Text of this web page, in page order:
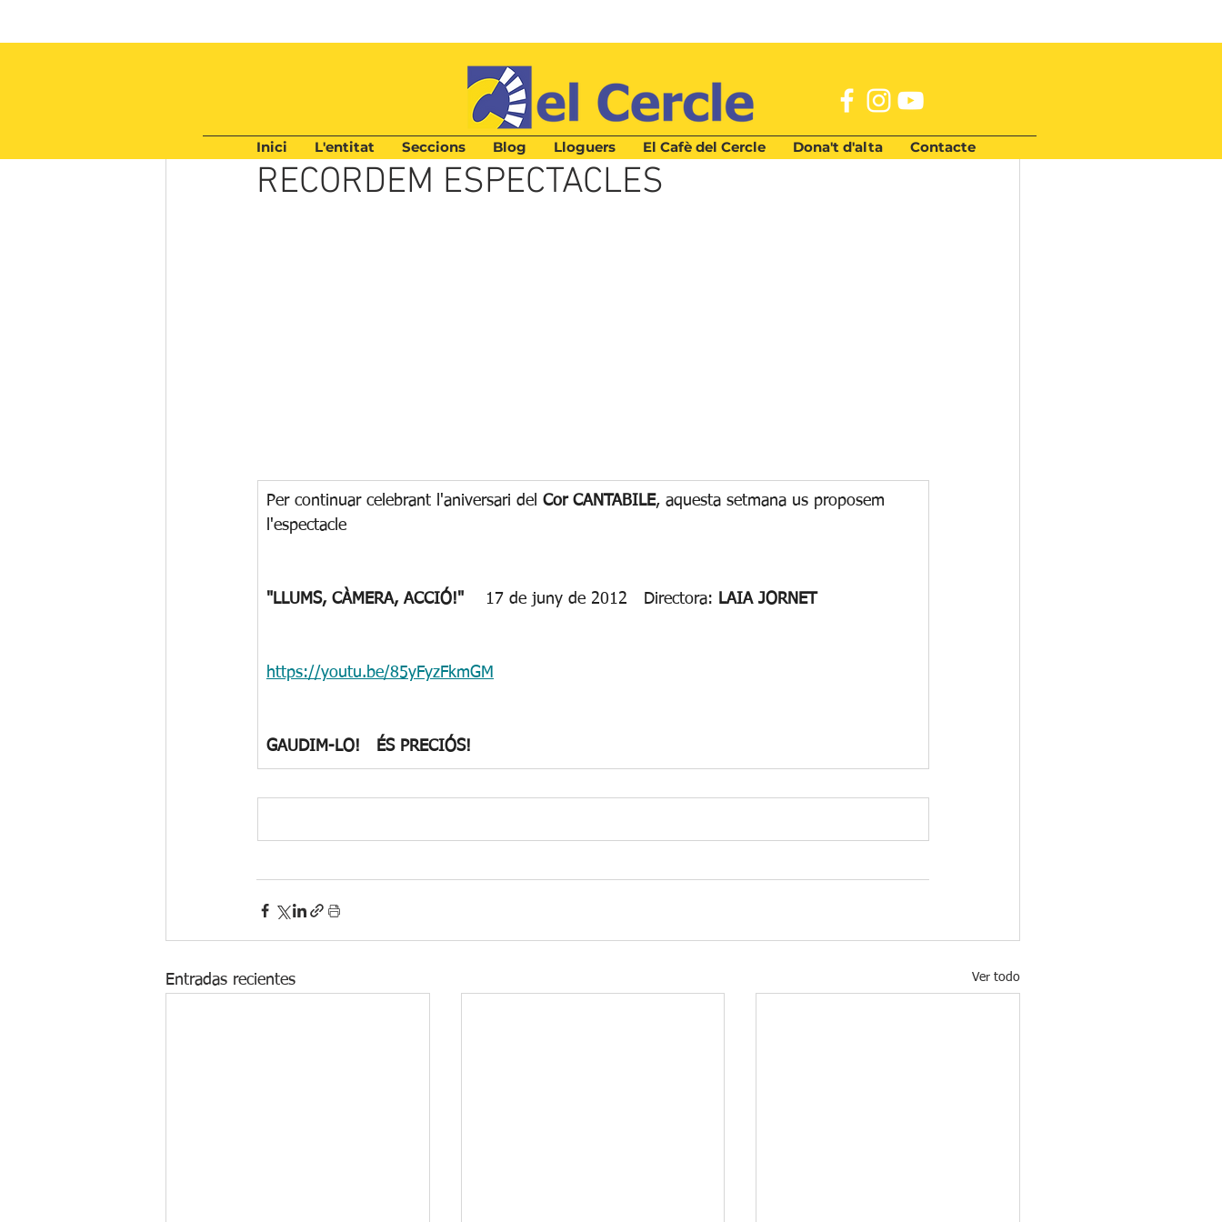
RECORDEM ESPECTACLES
9 oct 2024 1 min de lectura
Per continuar celebrant l'aniversari del Cor CANTABILE, aquesta setmana us proposem
l'espectacle
"LLUMS, CÀMERA, ACCIÓ!" 17 de juny de 2012   Directora: LAIA JORNET
https://youtu.be/85yFyzFkmGM
GAUDIM-LO!   ÉS PRECIÓS!
Entradas recientes Ver todo
Inici L'entitat Seccions Blog Lloguers El Cafè del Cercle Dona't d'alta Contacte